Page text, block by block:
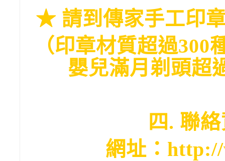
★ 請到傳家手工印
（印章材質超過
嬰兒滿月剃頭超
四. 聯
網址：